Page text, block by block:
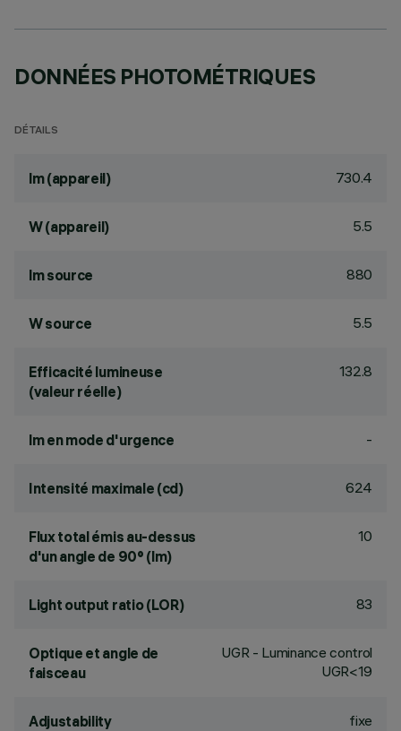
DONNÉES PHOTOMÉTRIQUES
DÉTAILS
lm (appareil) 730.4
W (appareil) 5.5
lm source 880
W source 5.5
Efficacité lumineuse
(valeur réelle)
132.8
lm en mode d'urgence -
Intensité maximale (cd) 624
Flux total émis au-dessus
d'un angle de 90° (lm)
10
Light output ratio (LOR) 83
Optique et angle de
faisceau
UGR - Luminance control
UGR<19
Adjustability fixe